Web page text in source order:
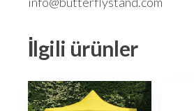
İlgili ürünler